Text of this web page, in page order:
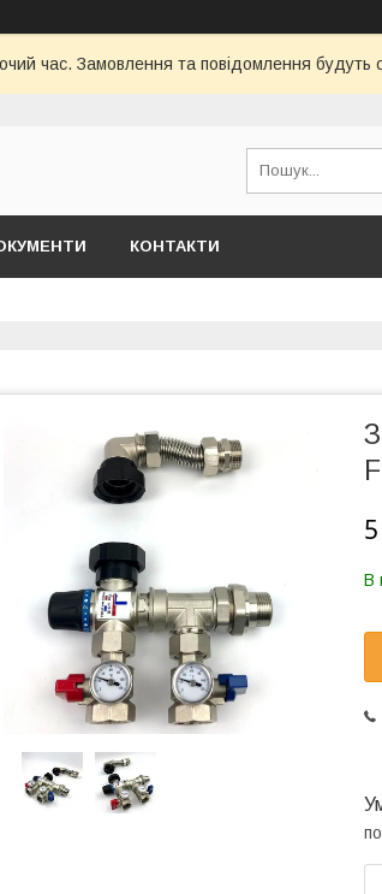
час. Замовлення та повідомлення
КОНТАКТИ
В